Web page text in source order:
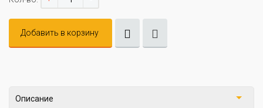
Добавить в корзину
Описание